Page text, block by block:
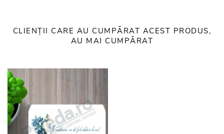
CLIENȚII CARE AU CUMPĂRAT ACEST PRODUS,
AU MAI CUMPĂRAT